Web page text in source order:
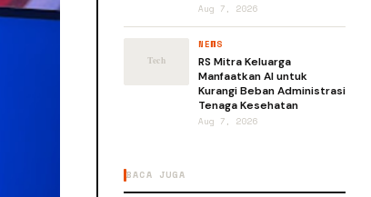
Aug 7, 2026
NEWS
RS Mitra Keluarga
Manfaatkan AI untuk
Kurangi Beban Administrasi
Tenaga Kesehatan
Aug 7, 2026
BACA JUGA